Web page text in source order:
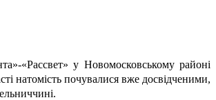
«Рассвет» у Новомосковському районі
натомість почувалися вже досвідченими,